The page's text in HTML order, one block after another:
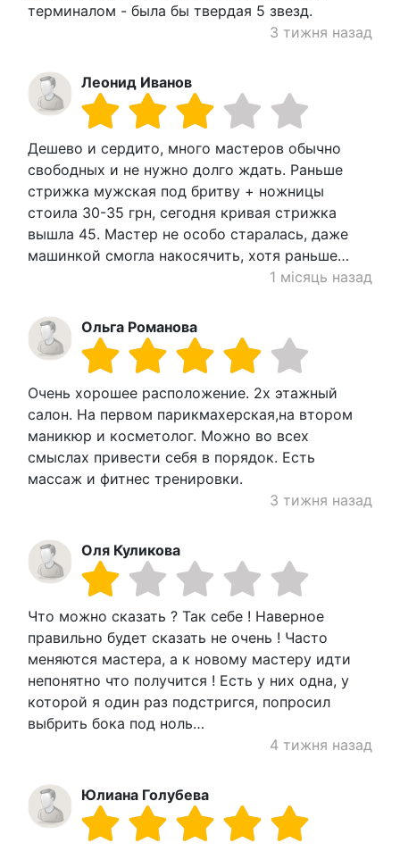
терминалом - была бы твердая 5 звезд.
3 тижня назад
Леонид Иванов
Дешево и сердито, много мастеров обычно
свободных и не нужно долго ждать. Раньше
стрижка мужская под бритву + ножницы
стоила 30-35 грн, сегодня кривая стрижка
вышла 45. Мастер не особо старалась, даже
машинкой смогла накосячить, хотя раньше…
1 місяць назад
Ольга Романова
Очень хорошее расположение. 2х этажный
салон. На первом парикмахерская,на втором
маникюр и косметолог. Можно во всех
смыслах привести себя в порядок. Есть
массаж и фитнес тренировки.
3 тижня назад
Оля Куликова
Что можно сказать ? Так себе ! Наверное
правильно будет сказать не очень ! Часто
меняются мастера, а к новому мастеру идти
непонятно что получится ! Есть у них одна, у
которой я один раз подстригся, попросил
выбрить бока под ноль…
4 тижня назад
Юлиана Голубева